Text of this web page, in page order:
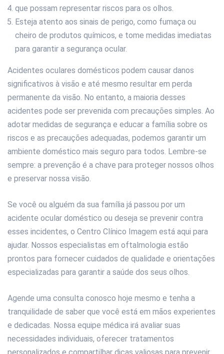
que possam representar riscos para os olhos.
Esteja atento aos sinais de perigo, como fumaça ou
cheiro de produtos químicos, e tome medidas imediatas
para garantir a segurança ocular.
Acidentes oculares domésticos podem causar danos
significativos à visão e até mesmo resultar em perda
permanente da visão. No entanto, a maioria desses
acidentes pode ser prevenida com precauções simples. Ao
adotar medidas de segurança e educar a família sobre os
riscos e as precauções adequadas, podemos garantir um
ambiente doméstico mais seguro para todos. Lembre-se
sempre: a prevenção é a chave para proteger nossos olhos
e preservar nossa visão.
Se você ou alguém da sua família já passou por um
acidente ocular doméstico ou deseja se prevenir contra
esses incidentes, o Centro Clínico Imagem está aqui para
ajudar. Nossos especialistas em oftalmologia estão
prontos para fornecer cuidados de qualidade e orientações
especializadas para garantir a saúde dos seus olhos.
Agende uma consulta conosco hoje mesmo e tenha a
tranquilidade de saber que você está em mãos experientes
e dedicadas. Nossa equipe médica irá avaliar suas
necessidades individuais, oferecer tratamentos